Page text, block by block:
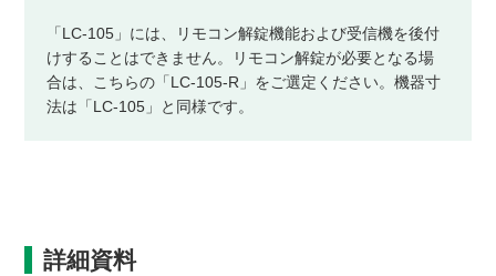
「LC-105」には、リモコン解錠機能および受信機を後付
けすることはできません。リモコン解錠が必要となる場
合は、こちらの「LC-105-R」をご選定ください。機器寸
法は「LC-105」と同様です。
詳細資料